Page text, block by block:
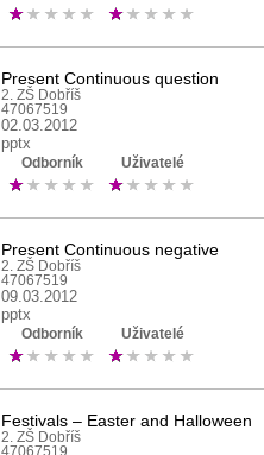
Present Continuous question
2. ZŠ Dobříš
47067519
02.03.2012
pptx
Odborník Uživatelé
Present Continuous negative
2. ZŠ Dobříš
47067519
09.03.2012
pptx
Odborník Uživatelé
Festivals – Easter and Halloween
2. ZŠ Dobříš
47067519